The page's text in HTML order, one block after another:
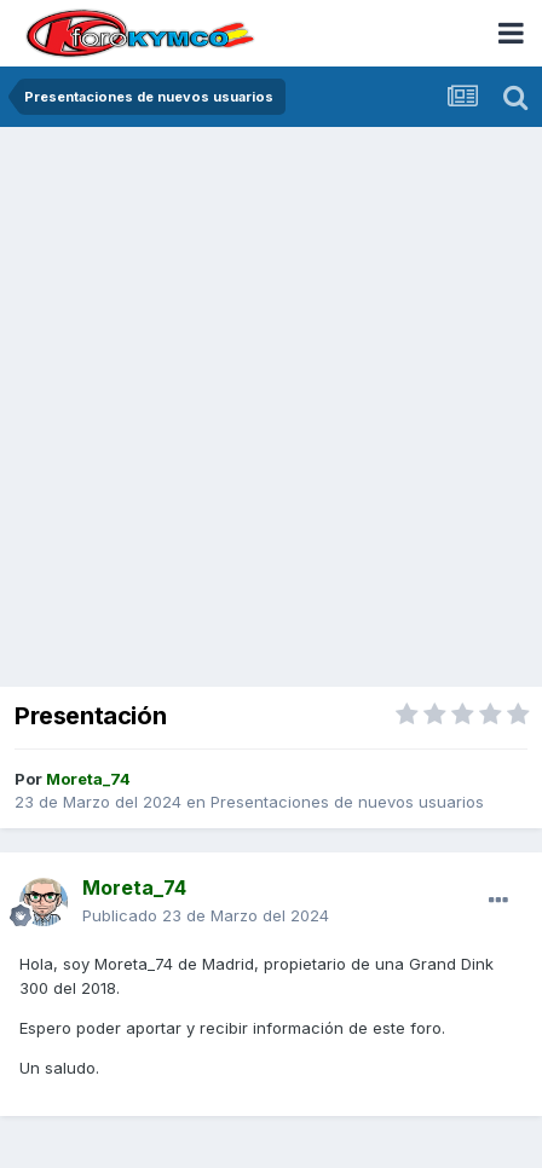
Presentaciones de nuevos usuarios
Presentación
Por Moreta_74
23 de Marzo del 2024 en Presentaciones de nuevos usuarios
Moreta_74
Publicado 23 de Marzo del 2024
Hola, soy Moreta_74 de Madrid, propietario de una Grand Dink
300 del 2018.
Espero poder aportar y recibir información de este foro.
Un saludo.